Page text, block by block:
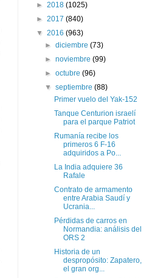
► 2018 (1025)
► 2017 (840)
▼ 2016 (963)
►diciembre(73)
►noviembre(99)
►octubre(96)
▼septiembre(88)
Primer vuelo del Yak-152
Tanque Centurion israelí
para el parque Patriot
Rumanía recibe los
primeros 6 F-16
adquiridos a Po...
La India adquiere 36
Rafale
Contrato de armamento
entre Arabia Saudí y
Ucrania...
Pérdidas de carros en
Normandia: análisis del
ORS 2
Historia de un
despropósito: Zapatero,
el gran org...